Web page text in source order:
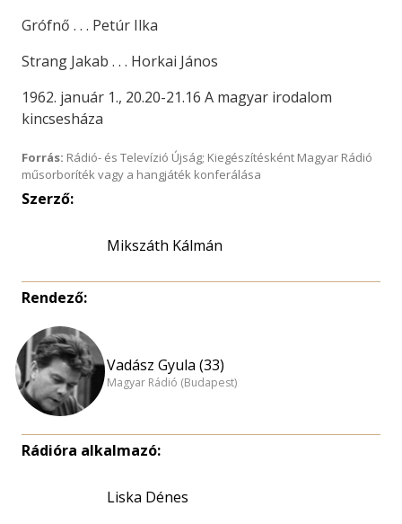
Grófnő . . . Petúr Ilka
Strang Jakab . . . Horkai János
1962. január 1., 20.20-21.16 A magyar irodalom
kincsesháza
Forrás: Rádió- és Televízió Újság; Kiegészítésként Magyar Rádió
műsorboríték vagy a hangjáték konferálása
Szerző:
Mikszáth Kálmán
Rendező:
Vadász Gyula (33)
Magyar Rádió (Budapest)
Rádióra alkalmazó:
Liska Dénes